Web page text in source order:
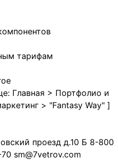
тарифам
Главная > Портфолио и
> "Fantasy Way" ]
проезд д.10 Б 8-800
sm@7vetrov.com